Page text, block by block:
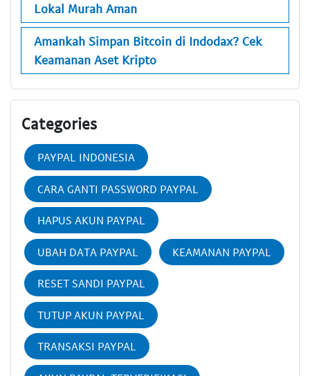
Lokal Murah Aman
Amankah Simpan Bitcoin di Indodax? Cek
Keamanan Aset Kripto
Categories
PAYPAL INDONESIA
CARA GANTI PASSWORD PAYPAL
HAPUS AKUN PAYPAL
UBAH DATA PAYPAL KEAMANAN PAYPAL
RESET SANDI PAYPAL
TUTUP AKUN PAYPAL
TRANSAKSI PAYPAL